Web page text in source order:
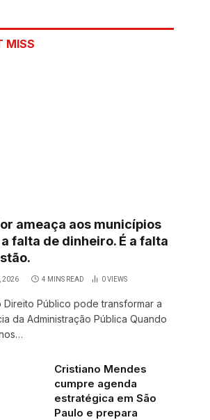
MISS
ameaça aos municípios
a falta de dinheiro. É a falta
2026 4 MINS READ 0VIEWS
Direito Público pode transformar a
da Administração Pública Quando
Cristiano Mendes
cumpre agenda
estratégica em São
Paulo e prepara